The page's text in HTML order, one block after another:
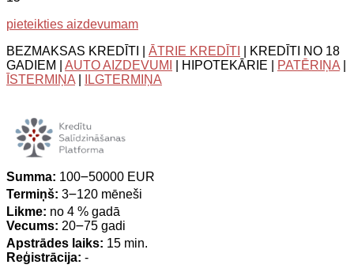
pieteikties aizdevumam
BEZMAKSAS KREDĪTI | ĀTRIE KREDĪTI
| KREDĪTI NO 18
GADIEM | AUTO AIZDEVUMI | HIPOTEKĀRIE | PATĒRIŅA
ĪSTERMIŅA
ILGTERMIŅA
Summa: 100౼50000 EUR
Termiņš: 3౼120 mēneši
Likme: no 4 % gadā
Vecums: 20౼75 gadi
Apstrādes laiks: 15 min.
Reģistrācija: -